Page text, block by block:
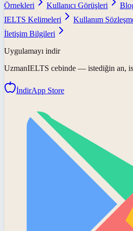
Örnekleri
Kullanıcı Görüşleri
IELTS Kelimeleri
Kullanım
İletişim Bilgileri
Uygulamayı indir
UzmanIELTS cebinde — istediğin an,
İndirApp Store